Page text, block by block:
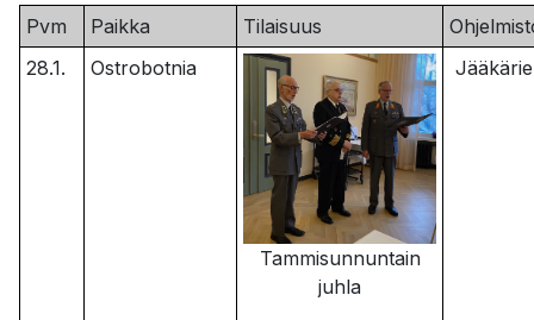
Pvm Paikka Tilaisuus
28.1.
Ostrobotnia
Tammisunnuntain
juhla